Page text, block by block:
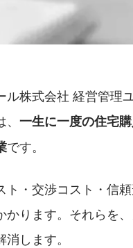
ル株式会社 経営管理
一生に一度の住宅
です。
・交渉コスト・信
ります。それらを
します。